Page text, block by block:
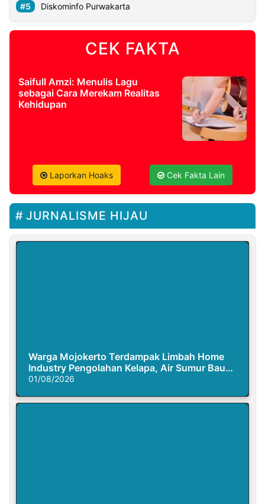
Diskominfo Purwakarta
CEK FAKTA
Saifull Amzi: Menulis Lagu
sebagai Cara Merekam Realitas
Kehidupan
Laporkan Hoaks Cek Fakta Lain
JURNALISME HIJAU
Warga Mojokerto Terdampak Limbah Home
Industry Pengolahan Kelapa, Air Sumur Bau
Busuk
01/08/2026